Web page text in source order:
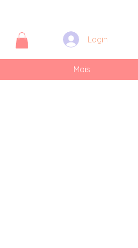
Login
Mais